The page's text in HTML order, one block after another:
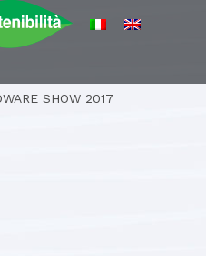
SHOW 2017